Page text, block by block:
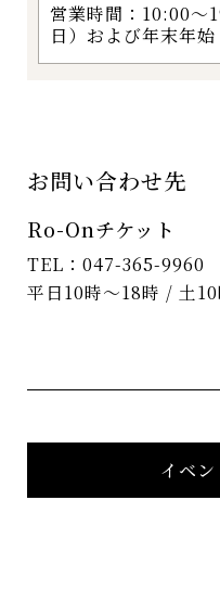
営業時間：10:00～
日）および年末年
お問い合わせ先
Ro-Onチケット
TEL：047-365-9960
平日10時～18時 / 土
イベ